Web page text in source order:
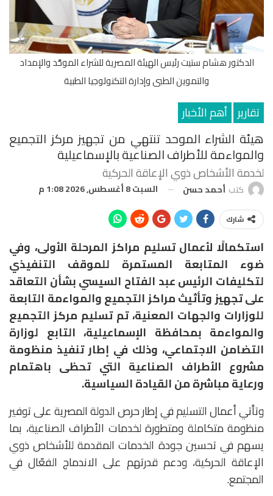
الدكتور هشام ستيت رئيس الهيئة المصرية للشراء الموحَّد والإمداد
والتموين الطبى وإدارة التكنولوجيا الطبية
تقارير أهم الأخبار
هيئة الشراء الموحد تنتهي من تجهيز مركز التجميع
والمواءمة للأطراف الصناعية بالإسماعيلية
لخدمة الأشخاص ذوي الإعاقة الحركية
كتب أحمد حسن السبت 8 أغسطس, 2026 1:08 م
شارك
استكمالًا لأعمال تسليم مراكز المرحلة الأولى، وفي
ضوء المتابعة المستمرة للموقف التنفيذي
لتكليفات الرئيس عبد الفتاح السيسي بشأن التعاقد
على تجهيز وتأثيث مراكز التجميع والمواءمة التابعة
للوزارات والجهات المعنية، تم تسليم مركز التجميع
والمواءمة بمحافظة الإسماعيلية، التابع لوزارة
التضامن الاجتماعي، وذلك في إطار تنفيذ منظومة
مشروع الأطراف الصناعية التي تحظى باهتمام
ورعاية مباشرة من القيادة السياسية.
وتأتي أعمال التسليم في إطار حرص الدولة المصرية على توفير
منظومة متكاملة ومتطورة لخدمات الأطراف الصناعية، بما
يسهم في تحسين جودة الخدمات المقدمة للأشخاص ذوي
الإعاقة الحركية، ودعم قدرتهم على الاندماج الفعّال في
المجتمع.